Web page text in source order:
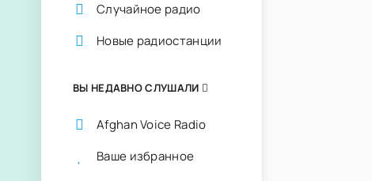
Случайное радио
Новые радиостанции
ВЫ НЕДАВНО СЛУШАЛИ
Afghan Voice Radio
Ваше избранное